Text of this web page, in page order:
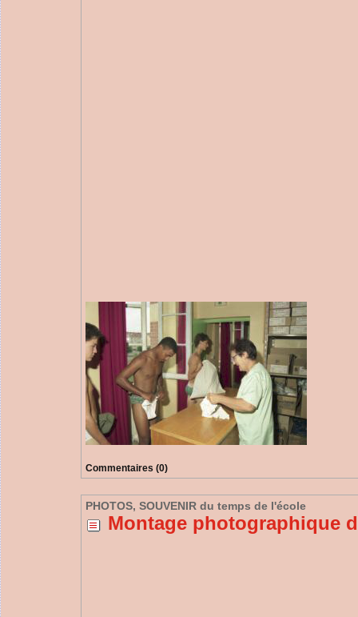
Commentaires (0)
PHOTOS, SOUVENIR du temps de l'école
Montage photographique